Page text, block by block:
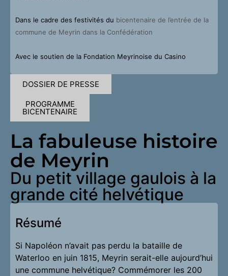
Dans le cadre des festivités du bicentenaire de l’entrée de la
commune de Meyrin dans la Confédération
Avec le soutien de la Fondation Meyrinoise du Casino
DOSSIER DE PRESSE
PROGRAMME
BICENTENAIRE
La fabuleuse histoire
de Meyrin
Du petit village gaulois à la
grande cité helvétique
Résumé
Si Napoléon n’avait pas perdu la bataille de
Waterloo en juin 1815, Meyrin serait-elle aujourd’hui
une commune helvétique? Commémorer les 200